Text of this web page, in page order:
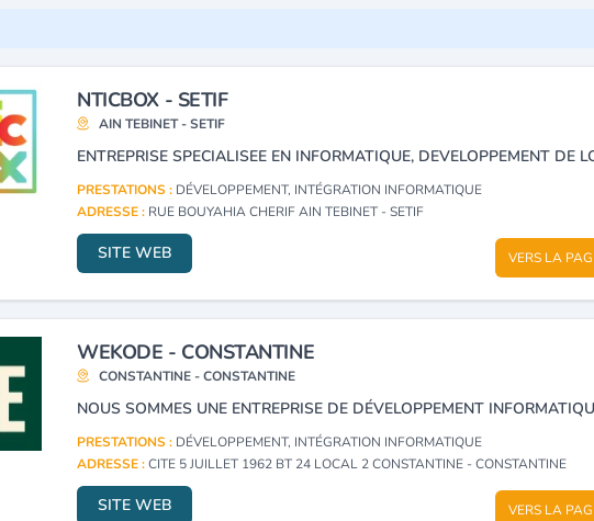
NTICBOX - SETIF
AIN TEBINET - SETIF
PRESTATIONS : DÉVELOPPEMENT, INTÉGRATION INFORMATIQUE
ADRESSE : RUE BOUYAHIA CHERIF AIN TEBINET - SETIF
SITE WEB VERS LA
WEKODE - CONSTANTINE
CONSTANTINE - CONSTANTINE
PRESTATIONS : DÉVELOPPEMENT, INTÉGRATION INFORMATIQUE
ADRESSE :CITE 5 JUILLET 1962 BT 24 LOCAL 2 CONSTANTINE - CONSTANTINE
SITE WEB VERS LA